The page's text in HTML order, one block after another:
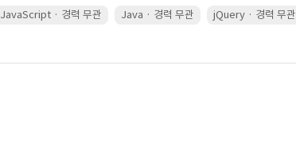
JavaScript · 경력 무관 Java · 경력 무관 jQuery · 경력 무관